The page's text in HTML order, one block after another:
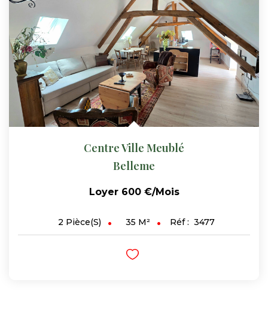
Centre Ville Meublé
Belleme
Loyer 600 €/mois
2 Pièce(s) 35 M² Réf : 3477